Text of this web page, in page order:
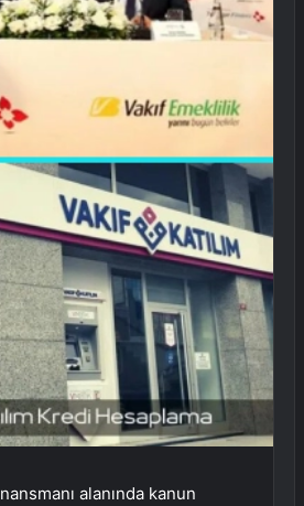
alanında kanun